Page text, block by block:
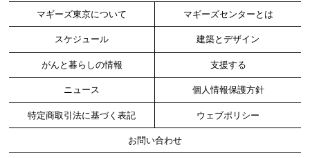
マギーズ東京について マギーズセンターとは
スケジュール 建築とデザイン
がんと暮らしの情報 支援する
ニュース 個人情報保護方針
特定商取引法に基づく表記 ウェブポリシー
お問い合わせ